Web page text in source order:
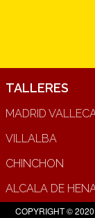
TALLERES
MADRID
VILLALBA
CHINCHON
ALCALA DE
COPYRIGHT ©